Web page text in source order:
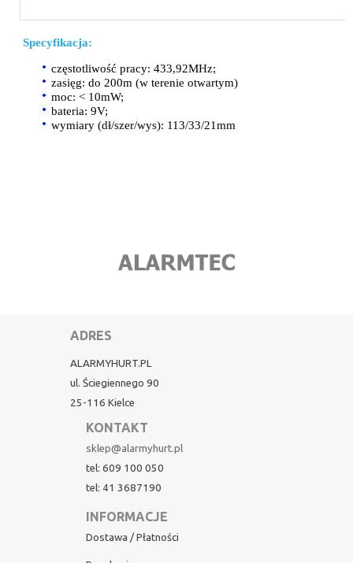
Specyfikacja:
częstotliwość pracy: 433,92MHz;
zasięg: do 200m (w terenie otwartym)
moc: < 10mW;
bateria: 9V;
wymiary (dł/szer/wys): 113/33/21mm
ADRES
ALARMYHURT.PL
ul. Ściegiennego 90
25-116 Kielce
KONTAKT
sklep@alarmyhurt.pl
tel: 609 100 050
tel: 41 3687190
INFORMACJE
Dostawa / Płatności